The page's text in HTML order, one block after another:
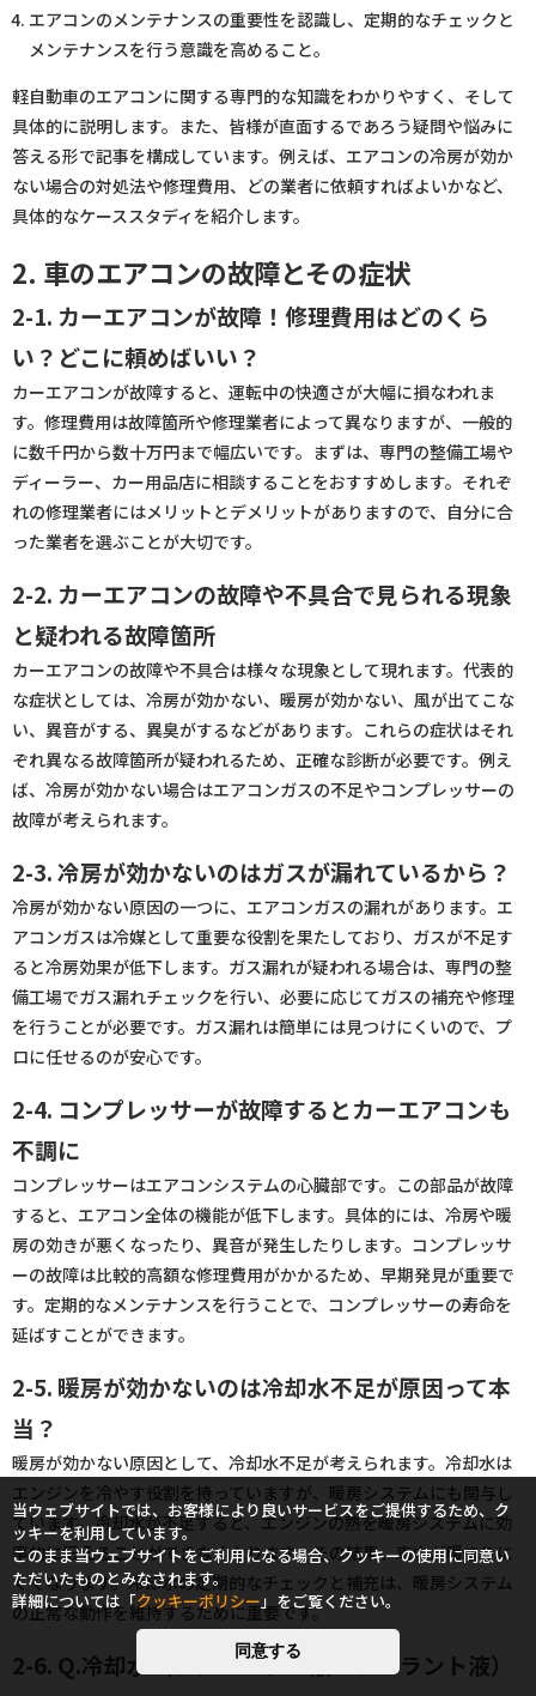
エアコンのメンテナンスの重要性を認識し、定期的なチェックと
メンテナンスを行う意識を高めること。
軽自動車のエアコンに関する専門的な知識をわかりやすく、そして
具体的に説明します。また、皆様が直面するであろう疑問や悩みに
答える形で記事を構成しています。例えば、エアコンの冷房が効か
ない場合の対処法や修理費用、どの業者に依頼すればよいかなど、
具体的なケーススタディを紹介します。
2. 車のエアコンの故障とその症状
2-1. カーエアコンが故障！修理費用はどのくら
い？どこに頼めばいい？
カーエアコンが故障すると、運転中の快適さが大幅に損なわれま
す。修理費用は故障箇所や修理業者によって異なりますが、一般的
に数千円から数十万円まで幅広いです。まずは、専門の整備工場や
ディーラー、カー用品店に相談することをおすすめします。それぞ
れの修理業者にはメリットとデメリットがありますので、自分に合
った業者を選ぶことが大切です。
2-2. カーエアコンの故障や不具合で見られる現象
と疑われる故障箇所
カーエアコンの故障や不具合は様々な現象として現れます。代表的
な症状としては、冷房が効かない、暖房が効かない、風が出てこな
い、異音がする、異臭がするなどがあります。これらの症状はそれ
ぞれ異なる故障箇所が疑われるため、正確な診断が必要です。例え
ば、冷房が効かない場合はエアコンガスの不足やコンプレッサーの
故障が考えられます。
2-3. 冷房が効かないのはガスが漏れているから？
冷房が効かない原因の一つに、エアコンガスの漏れがあります。エ
アコンガスは冷媒として重要な役割を果たしており、ガスが不足す
ると冷房効果が低下します。ガス漏れが疑われる場合は、専門の整
備工場でガス漏れチェックを行い、必要に応じてガスの補充や修理
を行うことが必要です。ガス漏れは簡単には見つけにくいので、プ
ロに任せるのが安心です。
2-4. コンプレッサーが故障するとカーエアコンも
不調に
コンプレッサーはエアコンシステムの心臓部です。この部品が故障
すると、エアコン全体の機能が低下します。具体的には、冷房や暖
房の効きが悪くなったり、異音が発生したりします。コンプレッサ
ーの故障は比較的高額な修理費用がかかるため、早期発見が重要で
す。定期的なメンテナンスを行うことで、コンプレッサーの寿命を
延ばすことができます。
2-5. 暖房が効かないのは冷却水不足が原因って本
当？
暖房が効かない原因として、冷却水不足が考えられます。冷却水は
エンジンを冷やす役割を持っていますが、暖房システムにも関与し
ています。冷却水が不足すると、エンジンの熱を暖房システムに効
率的に伝えることができなくなります。その結果、車内が暖まりに
くくなります。冷却水の定期的なチェックと補充は、暖房システム
の正常な動作を維持するために重要です。
2-6. Q.冷却水（ラジエーター液・クーラント液）
当ウェブサイトでは、お客様により良いサービスをご提供するため、ク
ッキーを利用しています。
このまま当ウェブサイトをご利用になる場合、クッキーの使用に同意い
ただいたものとみなされます。
詳細については「クッキーポリシー」をご覧ください。
同意する